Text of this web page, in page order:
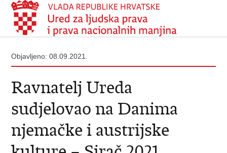
Objavljeno: 08.09.2021.
Ravnatelj Ureda
sudjelovao na Danima
njemačke i austrijske